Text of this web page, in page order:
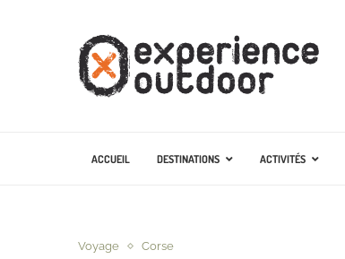
ACCUEIL DESTINATIONS ACTIVITÉS
Voyage Corse